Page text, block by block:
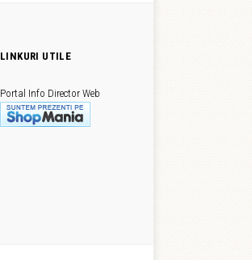
LINKURI UTILE
Portal Info Director Web